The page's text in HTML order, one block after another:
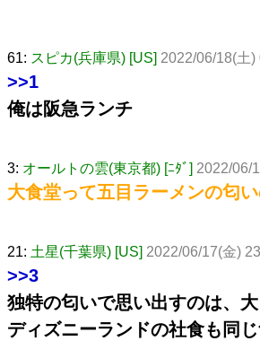
61: スピカ(兵庫県) [US] 2022/06/18(土
>>1
俺は阪急ランチ
3: オールトの雲(東京都) [ﾆﾀﾞ] 2022/06/
大食堂って五目ラーメンの匂
21: 土星(千葉県) [US] 2022/06/17(金)
>>3
独特の匂いで思い出すのは、
ディズニーランドの社食も同